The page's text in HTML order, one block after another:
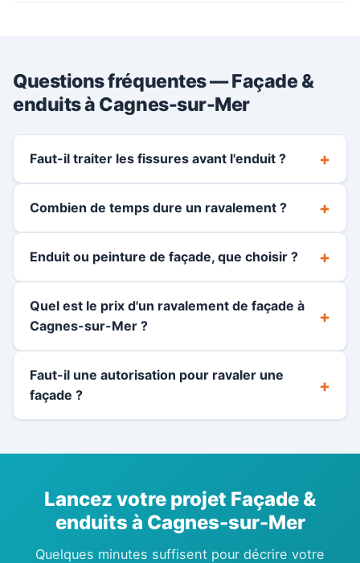
Questions fréquentes — Façade &
enduits à Cagnes-sur-Mer
Faut-il traiter les fissures avant l'enduit ?
Combien de temps dure un ravalement ?
Enduit ou peinture de façade, que choisir ?
Quel est le prix d'un ravalement de façade à
Cagnes-sur-Mer ?
Faut-il une autorisation pour ravaler une
façade ?
Lancez votre projet Façade &
enduits à Cagnes-sur-Mer
Quelques minutes suffisent pour décrire votre